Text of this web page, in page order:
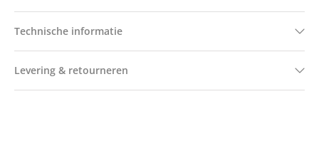
Technische informatie
Levering & retourneren